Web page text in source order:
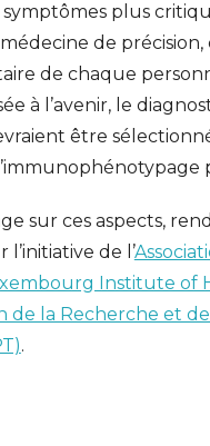
plus
de
de chaque
à l’avenir, le
être
sur ces aspects,
de l’
Institute of
de la Recherche et
.